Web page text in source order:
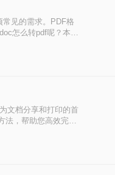
见的需求。PDF格
怎么转pdf呢？本文
文档分享和打印的首
法，帮助您高效完成